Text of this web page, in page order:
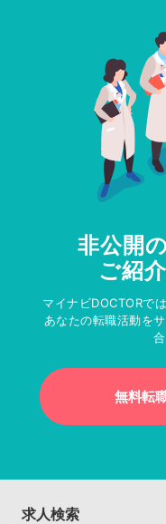
非公開
ご紹
マイナビDOCTORで
あなたの転職活動を
無料転
求人検索